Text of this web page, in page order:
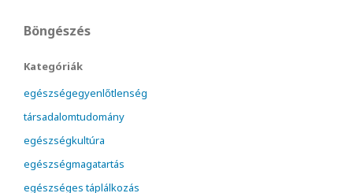
Böngészés
Kategóriák
egészségegyenlőtlenség
társadalomtudomány
egészségkultúra
egészségmagatartás
egészséges táplálkozás